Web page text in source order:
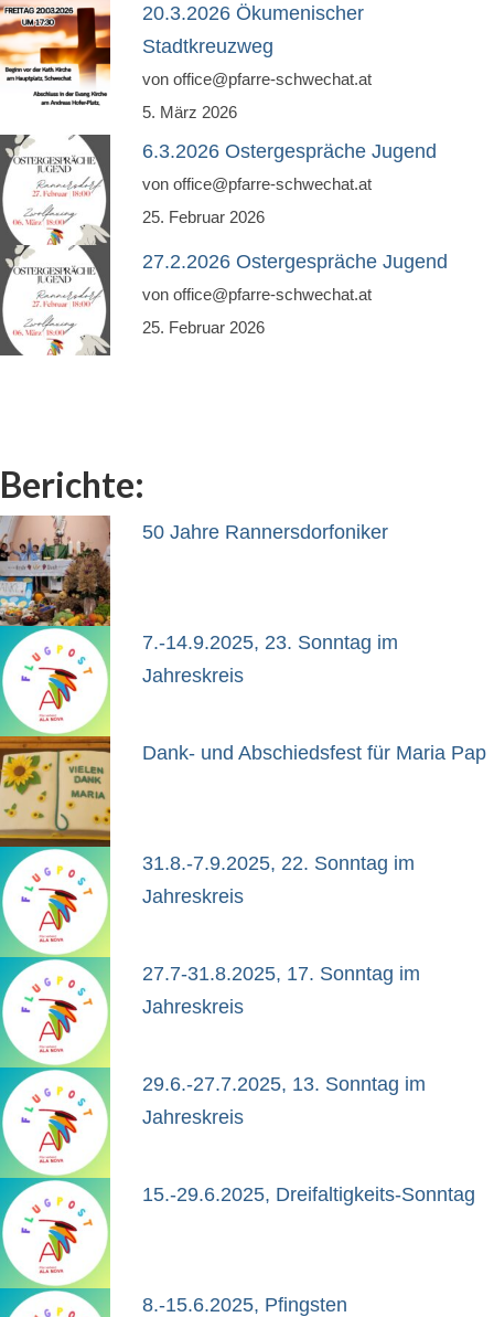
Pfarrcaritas
Firmung
Fastentücher von Max Rauch
Pfarre Zwölfaxing
Newsfeed
Kontakt
Menschen in der Pfarre Zwölfaxing
Gottesdienste
20.3.2026 Ökumenischer
Stadtkreuzweg
von office@pfarre-schwechat.at
5. März 2026
6.3.2026 Ostergespräche Jugend
von office@pfarre-schwechat.at
25. Februar 2026
27.2.2026 Ostergespräche Jugend
von office@pfarre-schwechat.at
25. Februar 2026
Berichte:
50 Jahre Rannersdorfoniker
7.-14.9.2025, 23. Sonntag im
Jahreskreis
Dank- und Abschiedsfest für Maria Pap
31.8.-7.9.2025, 22. Sonntag im
Jahreskreis
27.7-31.8.2025, 17. Sonntag im
Jahreskreis
29.6.-27.7.2025, 13. Sonntag im
Jahreskreis
15.-29.6.2025, Dreifaltigkeits-Sonntag
8.-15.6.2025, Pfingsten